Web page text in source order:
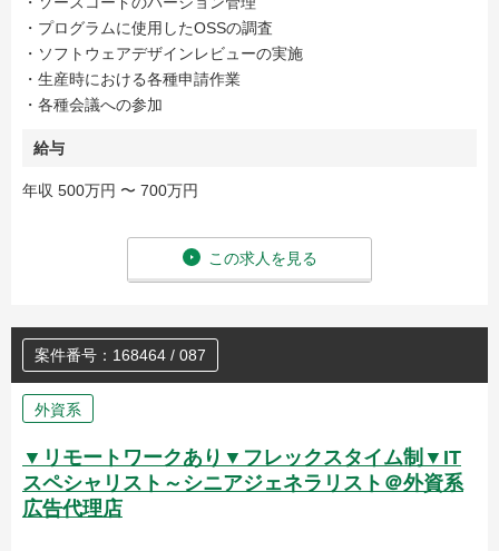
・プログラムに使用したOSSの調査
・ソフトウェアデザインレビューの実施
・生産時における各種申請作業
・各種会議への参加
給与
年収 500万円 〜 700万円
この求人を見る
案件番号：168464 / 087
外資系
▼リモートワークあり▼フレックスタイム制▼IT
スペシャリスト～シニアジェネラリスト＠外資系
広告代理店